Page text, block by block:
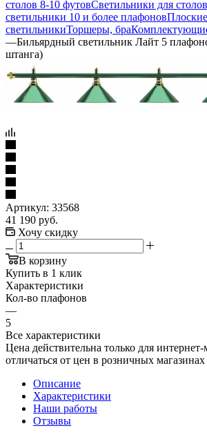
столов 8-10 футовСветильники для
светильники 10 и более плафоновПлоские
светильникиТоршеры, бра
—Бильярдный светильник Лайт 5
штанга)
Артикул: 33568
41 190 руб.
Хочу скидку
В корзину
Купить в 1 клик
Характеристики
Кол-во плафонов
—
5
Все характеристики
Цена действительна только для
отличаться от цен в розничных магазинах
Описание
Характеристики
Наши работы
Отзывы